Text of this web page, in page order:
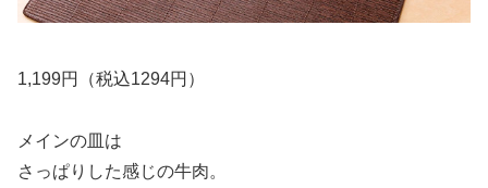
1,199円（税込1294円）
メインの皿は
さっぱりした感じの牛肉。